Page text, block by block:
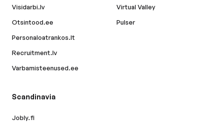
Visidarbi.lv
Otsintood.ee
Personaloatrankos.lt
Recruitment.lv
Varbamisteenused.ee
Virtual Valley
Pulser
Scandinavia
Jobly.fi